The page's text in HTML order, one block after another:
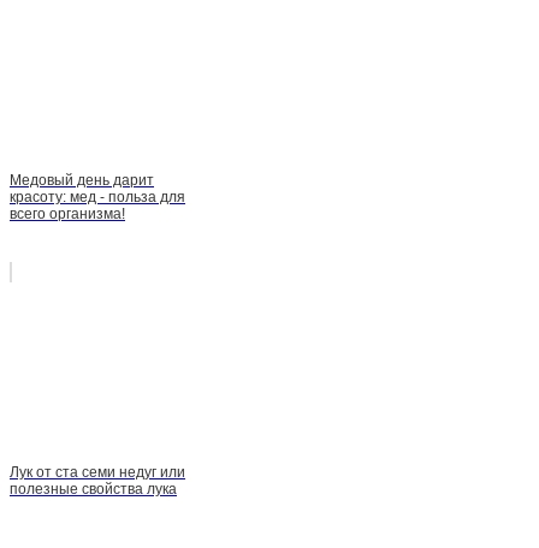
Медовый день дарит
красоту: мед - польза для
всего организма!
Лук от ста семи недуг или
полезные свойства лука